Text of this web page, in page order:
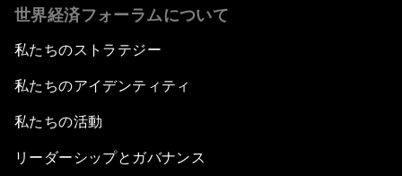
世界経済フォーラムについて
私たちのストラテジー
私たちのアイデンティティ
私たちの活動
リーダーシップとガバナンス